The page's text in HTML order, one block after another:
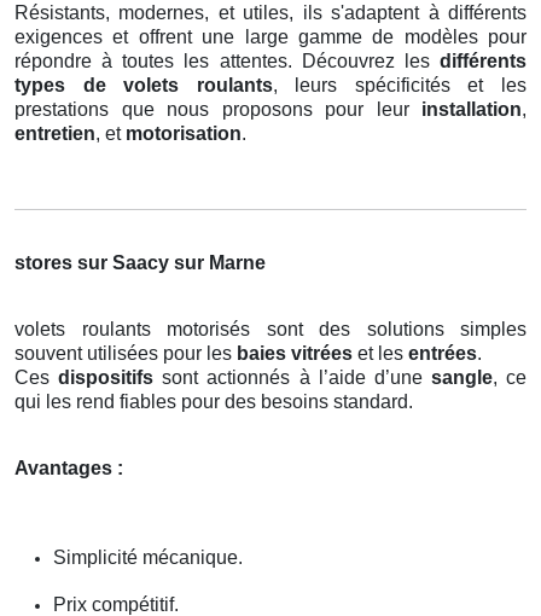
Résistants, modernes, et utiles, ils s'adaptent à différents
exigences et offrent une large gamme de modèles pour
répondre à toutes les attentes. Découvrez les différents
types de volets roulants, leurs spécificités et les
prestations que nous proposons pour leur installation,
entretien, et motorisation.
stores sur Saacy sur Marne
volets roulants motorisés sont des solutions simples
souvent utilisées pour les baies vitrées et les entrées.
Cesdispositifs sont actionnés à l’aide d’une sangle, ce
qui les rend fiables pour des besoins standard.
Avantages :
Simplicité mécanique.
Prix compétitif.